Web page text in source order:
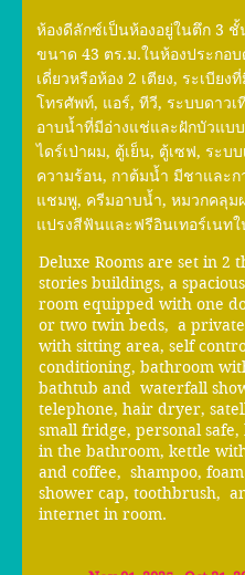
ห้องดีลักซ์เป็นห้องอยู่ในตึก 3 ชั้
ขนาด 43 ตร.ม.ในห้องประกอบ
เดี่ยวหรือห้อง 2 เตียง, ระเบียง
โทรศัพท์, แอร์, ทีวี, ระบบดาวเ
อาบน้ำที่มีอ่างแช่และฝักบัวแบ
ไดร์เป่าผม, ตู้เย็น, ตู้เซฟ, ระบบ
ความร้อน, กาต้มน้ำ มีชาและก
แชมพู, ครีมอาบน้ำ, หมวกคลุม
แปรงสีฟันและฟรีอินเทอร์เนท
Deluxe Rooms are set in 2
stories buildings, a
room equipped with one
or two twin beds, a
with sitting area, self
conditioning, bathroom
bathtub and waterfall
telephone, hair dryer,
small fridge, personal
in the bathroom, kettle
and coffee, shampoo,
shower cap, toothbrush,
internet in room.